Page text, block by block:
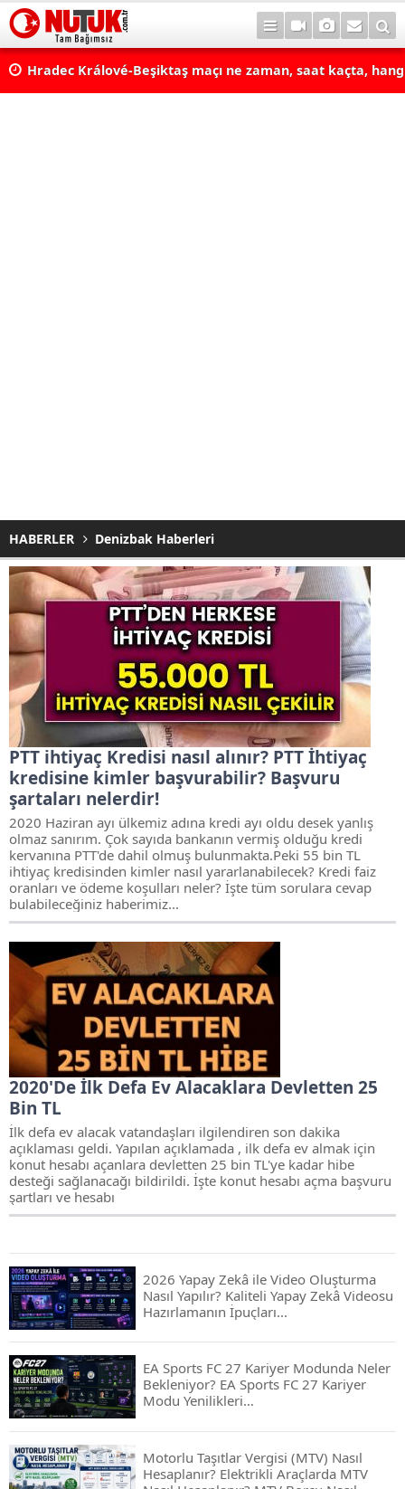
Hradec Králové-Beşiktaş maçı ne zaman, saat kaçta,
BJK Avrupa Ligi maçı şifresiz kanalda mı? Hradec
maçı şifresiz, HD canlı yayın
HABERLER Denizbak Haberleri
PTT ihtiyaç Kredisi nasıl alınır? PTT İhtiyaç
kredisine kimler başvurabilir? Başvuru
şartaları nelerdir!
2020 Haziran ayı ülkemiz adına kredi ayı oldu desek yanlış
olmaz sanırım. Çok sayıda bankanın vermiş olduğu kredi
kervanına PTT'de dahil olmuş bulunmakta.Peki 55 bin TL
ihtiyaç kredisinden kimler nasıl yararlanabilecek? Kredi faiz
oranları ve ödeme koşulları neler? İşte tüm sorulara cevap
bulabileceğiniz haberimiz...
2020'De İlk Defa Ev Alacaklara Devletten 25
Bin TL
İlk defa ev alacak vatandaşları ilgilendiren son dakika
açıklaması geldi. Yapılan açıklamada , ilk defa ev almak için
konut hesabı açanlara devletten 25 bin TL'ye kadar hibe
desteği sağlanacağı bildirildi. İşte konut hesabı açma başvuru
şartları ve hesabı
2026 Yapay Zekâ ile Video Oluşturma
Nasıl Yapılır? Kaliteli Yapay Zekâ Videosu
Hazırlamanın İpuçları...
EA Sports FC 27 Kariyer Modunda Neler
Bekleniyor? EA Sports FC 27 Kariyer
Modu Yenilikleri…
Motorlu Taşıtlar Vergisi (MTV) Nasıl
Hesaplanır? Elektrikli Araçlarda MTV